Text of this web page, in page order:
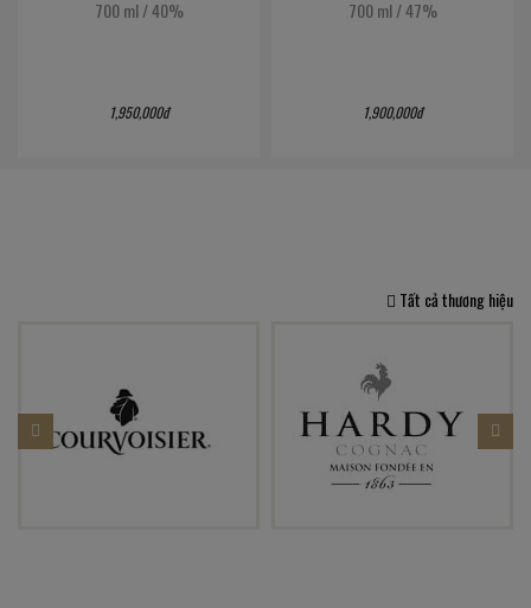
700 ml/40%
1,950,000đ
700 ml/47%
1,900,000đ
Tất cả thương hiệu